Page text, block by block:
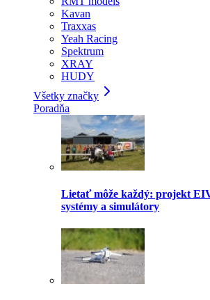
Kavan
Traxxas
Yeah Racing
Spektrum
XRAY
HUDY
Všetky značky
Poradňa
Lietať môže každý: projekt
systémy a simulátory